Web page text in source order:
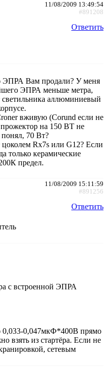
11/08/2009 13:49:54
#891208
Ответить
ЭПРА Вам продали? У меня
ЭПРА меньше метра,
светильника аллюминиевый
вживую (Corund если не
на 150 ВТ не
понял, 70 Вт?
Rx7s или G12? Если
только керамические
предел.
11/08/2009 15:11:59
#891256
Ответить
с встроенной ЭПРА
0,033-0,047мкФ*400В прямо
из стартёра. Если не
сетевым